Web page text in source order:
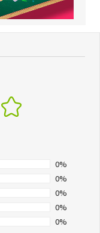
0%
0%
0%
0%
0%